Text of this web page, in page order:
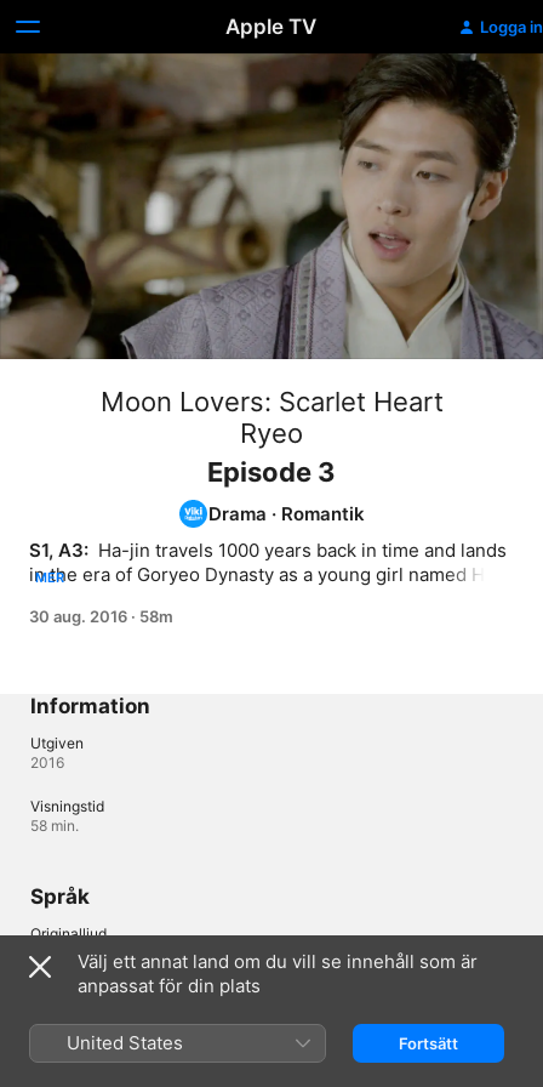
Apple TV Logga in
Moon Lovers: Scarlet Heart
Ryeo
Episode 3
Drama · Romantik
S1, A3: Ha-jin travels 1000 years back in time and lands
in the era of Goryeo Dynasty as a young girl named Hae-
becomes involved in a power struggle against various
MER
30 aug. 2016 · 58m
Information
Utgiven
2016
Visningstid
58 min.
Språk
Originalljud
Koreanska
Undertexter
Välj ett annat land om du vill se innehåll som är
anpassat för din plats
United States Fortsätt